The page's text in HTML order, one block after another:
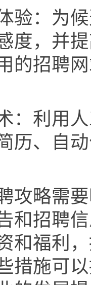
验：为
度，并
的招聘
：利用
历、自
攻略需
和招聘
和福利
措施可